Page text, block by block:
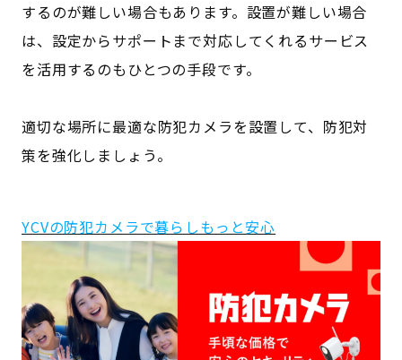
するのが難しい場合もあります。設置が難しい場合
は、設定からサポートまで対応してくれるサービス
を活用するのもひとつの手段です。
適切な場所に最適な防犯カメラを設置して、防犯対
策を強化しましょう。
YCVの防犯カメラで暮らしもっと安心